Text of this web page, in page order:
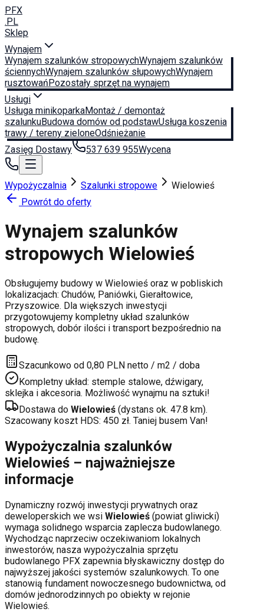
PFX
.PL
Sklep
Wynajem
Wynajem szalunków stropowychWynajem szalunków
ściennychWynajem szalunków słupowychWynajem
rusztowańPozostały sprzęt na wynajem
Usługi
Usługa minikoparkaMontaż / demontaż
szalunkuBudowa domów od podstawUsługa koszenia
trawy / tereny zieloneOdśnieżanie
Zasięg Dostawy
537 639 955Wycena
Wypożyczalnia Szalunki stropowe
Wielowieś
Powrót do oferty
Wynajem szalunków
stropowych Wielowieś
Obsługujemy budowy w Wielowieś oraz w pobliskich
lokalizacjach: Chudów, Paniówki, Gierałtowice,
Przyszowice. Dla większych inwestycji
przygotowujemy kompletny układ szalunków
stropowych, dobór ilości i transport bezpośrednio na
budowę.
Szacunkowo od 0,80 PLN netto / m2 / doba
Kompletny układ: stemple stalowe, dźwigary,
sklejka i akcesoria. Możliwość wynajmu na sztuki!
Dostawa do Wielowieś (dystans ok. 47.8 km).
Szacowany koszt HDS: 450 zł. Taniej busem Van!
Wypożyczalnia szalunków
Wielowieś – najważniejsze
informacje
Dynamiczny rozwój inwestycji prywatnych oraz
deweloperskich we wsi Wielowieś (powiat gliwicki)
wymaga solidnego wsparcia zaplecza budowlanego.
Wychodząc naprzeciw oczekiwaniom lokalnych
inwestorów, nasza wypożyczalnia sprzętu
budowlanego PFX zapewnia błyskawiczny dostęp do
najwyższej jakości systemów szalunkowych. To one
stanowią fundament nowoczesnego budownictwa, od
domów jednorodzinnych po obiekty w rejonie
Wielowieś.